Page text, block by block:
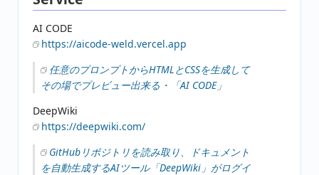
AI CODE
https://aicode-weld.vercel.app
任意のプロンプトからHTMLとCSSを生成して
その場でプレビュー出来る・「AI CODE」
DeepWiki
https://deepwiki.com/
GitHubリポジトリを読み取り、ドキュメント
を自動生成するAIツール「DeepWiki」がログイ